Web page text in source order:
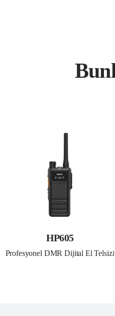
HP605
Profesyonel DMR Dijital El Telsizi